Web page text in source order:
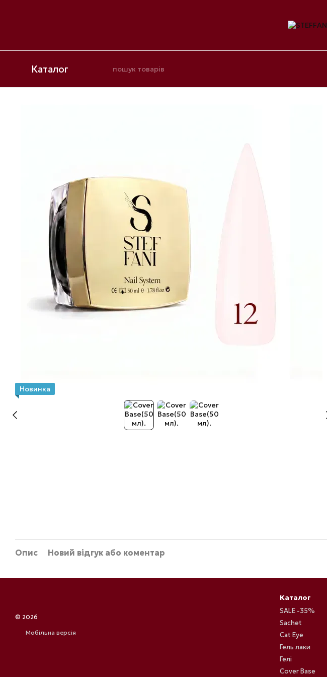
Каталог
Новинка
Опис Новий відгук або коментар
© 2026
Мобільна версія
Каталог
SALE -35%
Sachet
Cat Eye
Гель лаки
Гелі
Cover Base